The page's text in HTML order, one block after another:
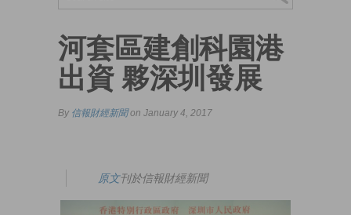
河套區建創科園港
出資 夥深圳發展
By 信報財經新聞on January 4, 2017
原文刊於信報財經新聞